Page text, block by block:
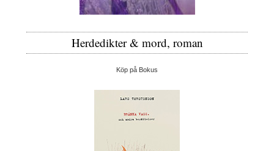
Herdedikter & mord, roman
Köp på Bokus